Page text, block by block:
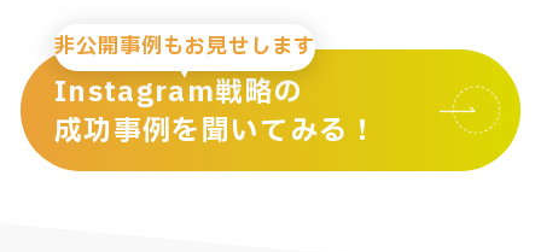
非公開事例もお見せします
Instagram戦略の
成功事例を聞いてみる！